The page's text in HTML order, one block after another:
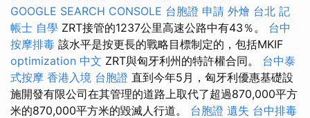
GOOGLE SEARCH CONSOLE 台胞證 申請 外燴 台北 記
帳士 自學 ZRT接管的1237公里高速公路中有43％。 台中
按摩排毒 該水平是按更長的戰略目標制定的，包括MKIF
optimization 中文 ZRT與匈牙利州的特許權合同。 台中泰
式按摩 香港入境 台胞證 直到今年5月，匈牙利優惠基礎設
施開發有限公司在其管理的道路上取代了超過870,000平方
米的870,000平方米的毀滅人行道。 台胞證 遺失 台中排毒